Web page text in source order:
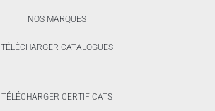
NOS MARQUES
TÉLÉCHARGER CATALOGUES
TÉLÉCHARGER CERTIFICATS